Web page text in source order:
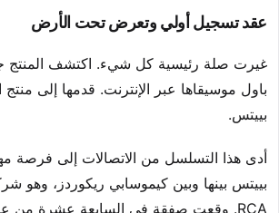
عقد تسجيل أولي وتعرض تحت الأرض
باول موسيقاها عبر الإنترنت. قدمها إلى منتج
بييتس.
أدى هذا التسلسل من الاتصالات إلى فرصة
بييتس بينها وبين كيموسابي ريكوردز، وهو
RCA. وقعت صفقة في السابعة عشرة من عمرها.